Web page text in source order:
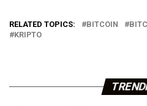
RELATED TOPICS: BITCOIN
KRIPTO